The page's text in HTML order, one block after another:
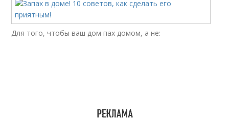
Для того, чтобы ваш дом пах домом, а не: